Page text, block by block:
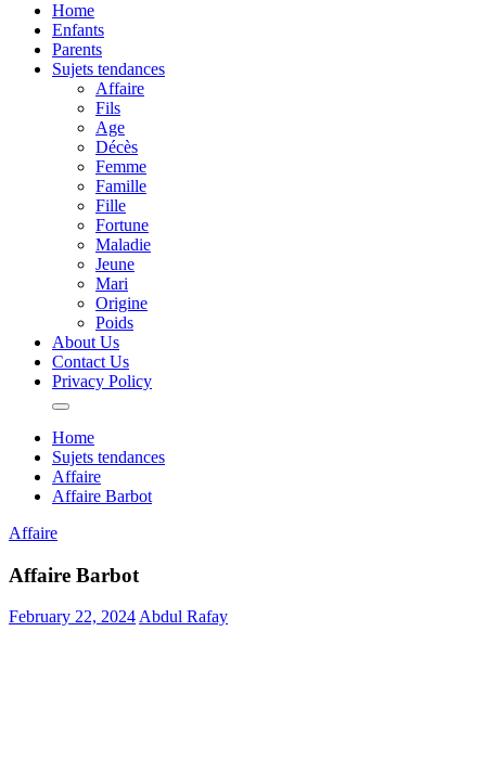
Home
Enfants
Parents
Sujets tendances
Affaire
Fils
Age
Décès
Femme
Famille
Fille
Fortune
Maladie
Jeune
Mari
Origine
Poids
About Us
Contact Us
Privacy Policy
Home
Sujets tendances
Affaire
Affaire Barbot
Affaire
Affaire Barbot
February 22, 2024Abdul Rafay